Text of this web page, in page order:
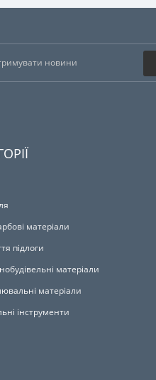
матеріали
підлоги
матеріали
матеріали
інструменти